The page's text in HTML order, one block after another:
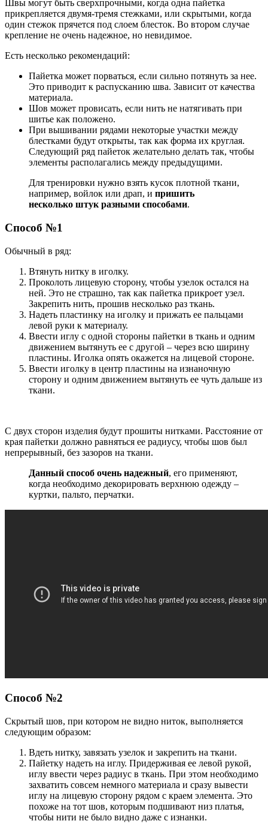
Швы могут быть сверхпрочными, когда одна пайетка
прикрепляется двумя-тремя стежками, или скрытыми, когда
один стежок прячется под слоем блесток. Во втором случае
крепление не очень надежное, но невидимое.
Есть несколько рекомендаций:
Пайетка может порваться, если сильно потянуть за нее.
Это приводит к распусканию шва. Зависит от качества
материала.
Шов может провисать, если нить не натягивать при
шитье как положено.
При вышивании рядами некоторые участки между
блестками будут открыты, так как форма их круглая.
Следующий ряд пайеток желательно делать так, чтобы
элементы располагались между предыдущими.
Для тренировки нужно взять кусок плотной ткани,
например, войлок или драп, и пришить
несколько штук разными способами.
Способ №1
Обычный в ряд:
Втянуть нитку в иголку.
Проколоть лицевую сторону, чтобы узелок остался на
ней. Это не страшно, так как пайетка прикроет узел.
Закрепить нить, прошив несколько раз ткань.
Надеть пластинку на иголку и прижать ее пальцами
левой руки к материалу.
Ввести иглу с одной стороны пайетки в ткань и одним
движением вытянуть ее с другой – через всю ширину
пластины. Иголка опять окажется на лицевой стороне.
Ввести иголку в центр пластины на изнаночную
сторону и одним движением вытянуть ее чуть дальше из
ткани.
С двух сторон изделия будут прошиты нитками. Расстояние от
края пайетки должно равняться ее радиусу, чтобы шов был
непрерывный, без зазоров на ткани.
Данный способ очень надежный, его применяют,
когда необходимо декорировать верхнюю одежду –
куртки, пальто, перчатки.
Способ №2
Скрытый шов, при котором не видно ниток, выполняется
следующим образом:
Вдеть нитку, завязать узелок и закрепить на ткани.
Пайетку надеть на иглу. Придерживая ее левой рукой,
иглу ввести через радиус в ткань. При этом необходимо
захватить совсем немного материала и сразу вывести
иглу на лицевую сторону рядом с краем элемента. Это
похоже на тот шов, которым подшивают низ платья,
чтобы нити не было видно даже с изнанки.